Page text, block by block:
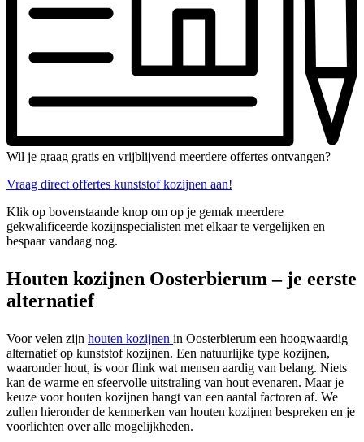
Wil je graag gratis en vrijblijvend meerdere offertes ontvangen?
Vraag direct offertes kunststof kozijnen aan!
Klik op bovenstaande knop om op je gemak meerdere
gekwalificeerde kozijnspecialisten met elkaar te vergelijken en
bespaar vandaag nog.
Houten kozijnen Oosterbierum – je eerste
alternatief
Voor velen zijn houten kozijnen in Oosterbierum een hoogwaardig
alternatief op kunststof kozijnen. Een natuurlijke type kozijnen,
waaronder hout, is voor flink wat mensen aardig van belang. Niets
kan de warme en sfeervolle uitstraling van hout evenaren. Maar je
keuze voor houten kozijnen hangt van een aantal factoren af. We
zullen hieronder de kenmerken van houten kozijnen bespreken en je
voorlichten over alle mogelijkheden.